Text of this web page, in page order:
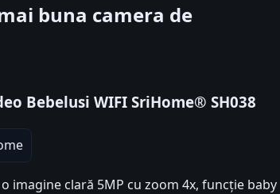
buna camera de
Bebelusi WIFI SriHome® SH038
imagine clară 5MP cu zoom 4x, funcție baby